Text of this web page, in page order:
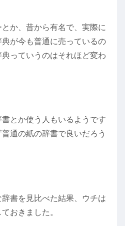
か、昔から有名で、実際に
が今も普通に売っているの
っていうのはそれほど変わ
とか使う人もいるようです
通の紙の辞書で良いだろう
書を見比べた結果、ウチは
おきました。